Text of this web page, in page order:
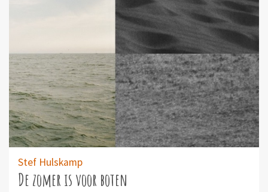
Stef Hulskamp
De zomer is voor boten